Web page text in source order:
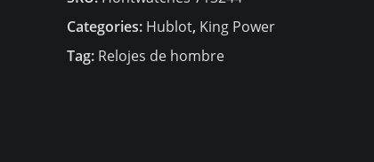
King
Power
Categories: Hublot, King Power
Tag: Relojes de hombre